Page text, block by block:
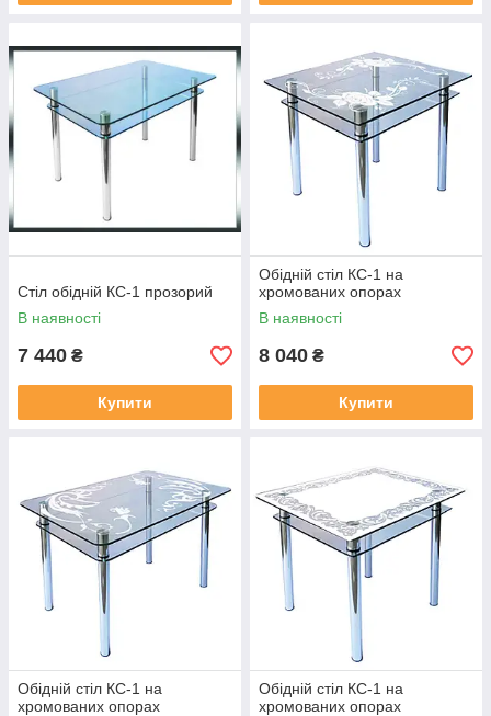
Стіл обідній КС-1 прозорий
В наявності
7 440 ₴
Купити
Обідній стіл КС-1 на
хромованих опорах
В наявності
8 040 ₴
Купити
Обідній стіл КС-1 на
хромованих опорах
Обідній стіл КС-1 на
хромованих опорах